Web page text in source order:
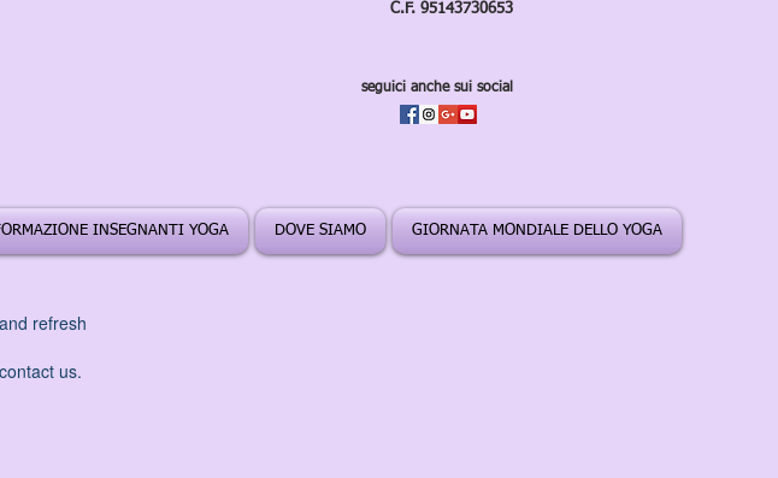
C.F. 95143730653
seguici anche sui social
INSEGNANTI YOGA DOVE SIAMO GIORNATA MONDIALE DELLO YOGA
refresh
us.